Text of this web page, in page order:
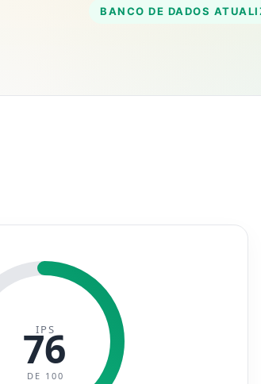
BANCO DE DADOS
IPS
76
DE 100